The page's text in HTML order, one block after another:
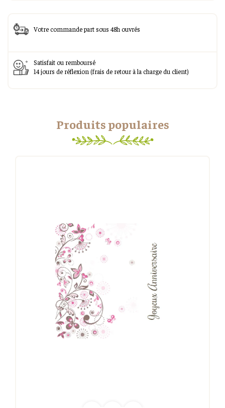
Votre commande part sous 48h ouvrés
Satisfait ou remboursé
14 jours de réflexion (frais de retour à la charge du client)
Produits populaires